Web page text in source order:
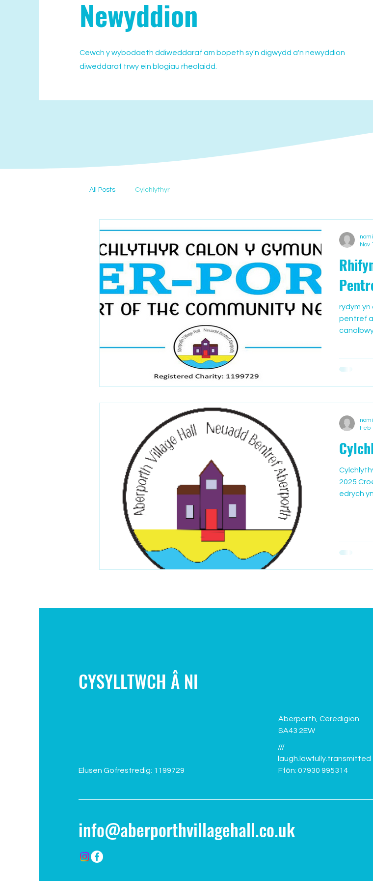
Newyddion
Cewch y wybodaeth ddiweddaraf am bopeth sy'n digwydd a'n newyddion
diweddaraf trwy ein blogiau rheolaidd.
All Posts Cylchlythyr
rydym
pentref
Nov
2025
edrych
cymryd
yna
Feb
CYSYLLTWCH Â NI
Aberporth, Ceredigion
SA43 2EW
///
laugh.lawfully.transmitted
Elusen Gofrestredig: 1199729
Ffôn: 07930 995314
info@aberporthvillagehall.co.uk